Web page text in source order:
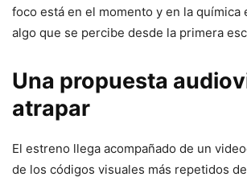
foco está en el momento y en la química
algo que se percibe desde la primera
Una propuesta
atrapar
El estreno llega acompañado de un
de los códigos visuales más repetidos